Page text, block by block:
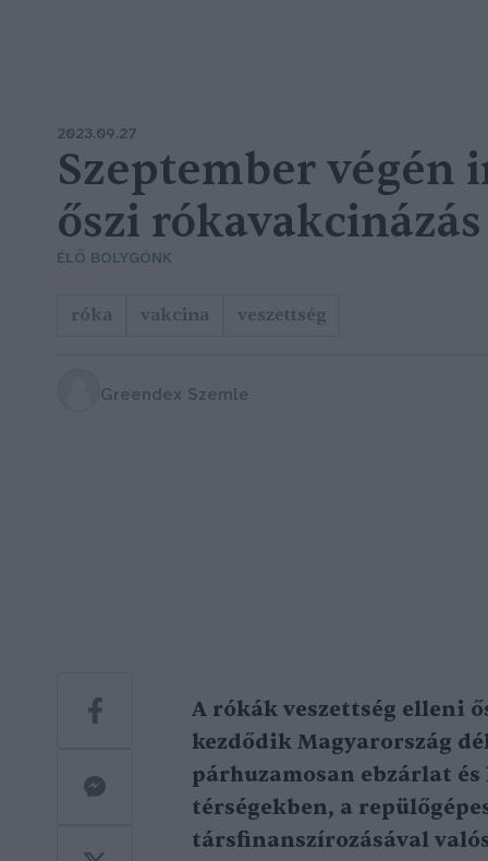
2023.09.27
Szeptember végén
őszi rókavakcinázás
ÉLŐ BOLYGÓNK
róka vakcina veszettség
Greendex Szemle
A rókák veszettség elleni
kezdődik Magyarország
párhuzamosan ebzárlat
térségekben, a
társfinanszírozásával